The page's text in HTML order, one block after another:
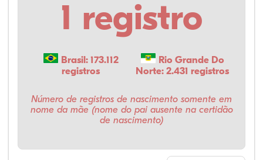
1 registro
Brasil: 173.112
registros
Rio Grande Do
Norte: 2.431 registros
Número de registros de nascimento somente em
nome da mãe (nome do pai ausente na certidão
de nascimento)